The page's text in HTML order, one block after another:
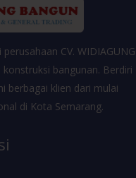
CV. WIDIAGUNG
bangunan. Berdiri
berbagai klien dari mulai
di Kota Semarang.